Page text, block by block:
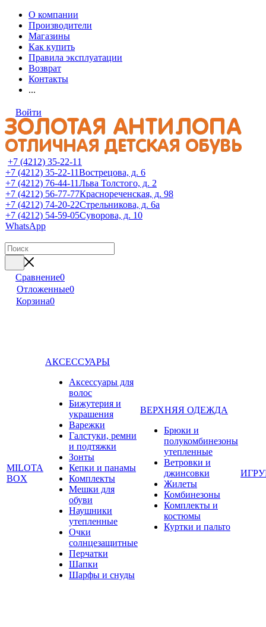
О компании
Производители
Магазины
Как купить
Правила эксплуатации
Возврат
Контакты
...
Войти
+7 (4212) 35-22-11
+7 (4212) 35-22-11Вострецова, д. 6
+7 (4212) 76-44-11Льва Толстого, д. 2
+7 (4212) 56-77-77Краснореченская, д. 98
+7 (4212) 74-20-22Стрельникова, д. 6а
+7 (4212) 54-59-05Суворова, д. 10
WhatsApp
Сравнение0
Отложенные0
Корзина0
MILOTA
BOX
АКСЕССУАРЫ
Аксессуары для
волос
Бижутерия и
украшения
Варежки
Галстуки, ремни
и подтяжки
Зонты
Кепки и панамы
Комплекты
Мешки для
обуви
Наушники
утепленные
Очки
солнцезащитные
Перчатки
Шапки
Шарфы и снуды
ВЕРХНЯЯ ОДЕЖДА
Брюки и
полукомбинезоны
утепленные
Ветровки и
джинсовки
Жилеты
Комбинезоны
Комплекты и
костюмы
Куртки и пальто